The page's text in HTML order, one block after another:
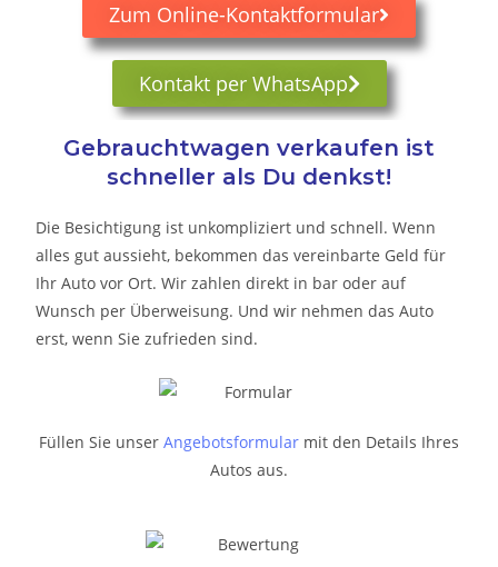
Zum Online-Kontaktformular
Kontakt per WhatsApp
Gebrauchtwagen verkaufen ist
schneller als Du denkst!
Die Besichtigung ist unkompliziert und schnell. Wenn
alles gut aussieht, bekommen das vereinbarte Geld für
Ihr Auto vor Ort. Wir zahlen direkt in bar oder auf
Wunsch per Überweisung. Und wir nehmen das Auto
erst, wenn Sie zufrieden sind.
Füllen Sie unser Angebotsformular mit den Details Ihres
Autos aus.